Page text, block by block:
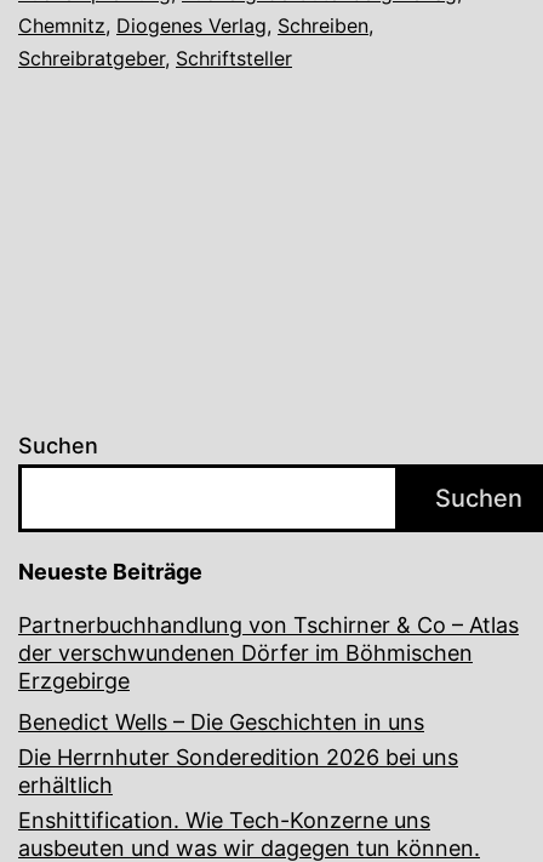
uns
Chemnitz, Diogenes Verlag, Schreiben,
Schreibratgeber, Schriftsteller
Suchen
Suchen
Neueste Beiträge
Partnerbuchhandlung von Tschirner & Co – Atlas
der verschwundenen Dörfer im Böhmischen
Erzgebirge
Benedict Wells – Die Geschichten in uns
Die Herrnhuter Sonderedition 2026 bei uns
erhältlich
Enshittification. Wie Tech-Konzerne uns
ausbeuten und was wir dagegen tun können.